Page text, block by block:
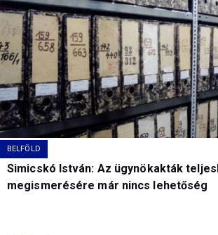
BELFÖLD
Simicskó István: Az ügynökakták
megismerésére már nincs lehetőség